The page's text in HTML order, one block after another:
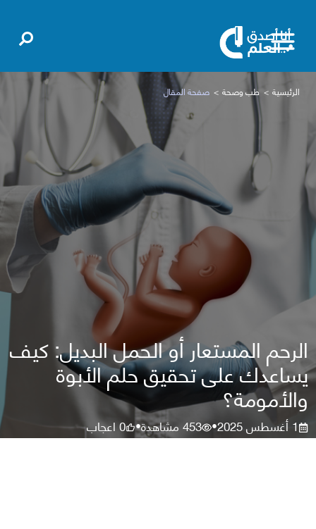
الرئيسية طب وصحة صفحة المقال
الرحم المستعار أو الحمل البديل: كيف
يساعدك على تحقيق حلم الأبوة
والأمومة؟
1 أغسطس 2025 •
453مشاهدة•
0اعجاب